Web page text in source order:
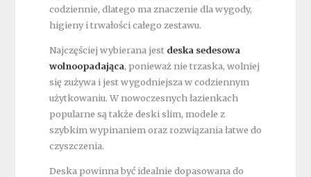
codziennie, dlatego ma znaczenie dla wygody,
higieny i trwałości całego zestawu.
Najczęściej wybierana jest deska sedesowa
wolnoopadająca, ponieważ nie trzaska, wolniej
się zużywa i jest wygodniejsza w codziennym
użytkowaniu. W nowoczesnych łazienkach
popularne są także deski slim, modele z
szybkim wypinaniem oraz rozwiązania łatwe do
czyszczenia.
Deska powinna być idealnie dopasowana do